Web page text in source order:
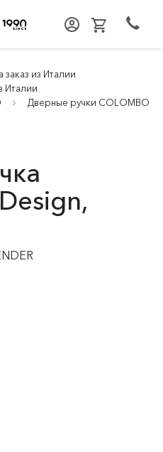
из Италии
Италии
Дверные ручки COLOMBO